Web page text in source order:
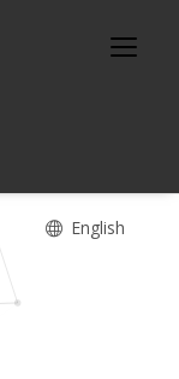
English